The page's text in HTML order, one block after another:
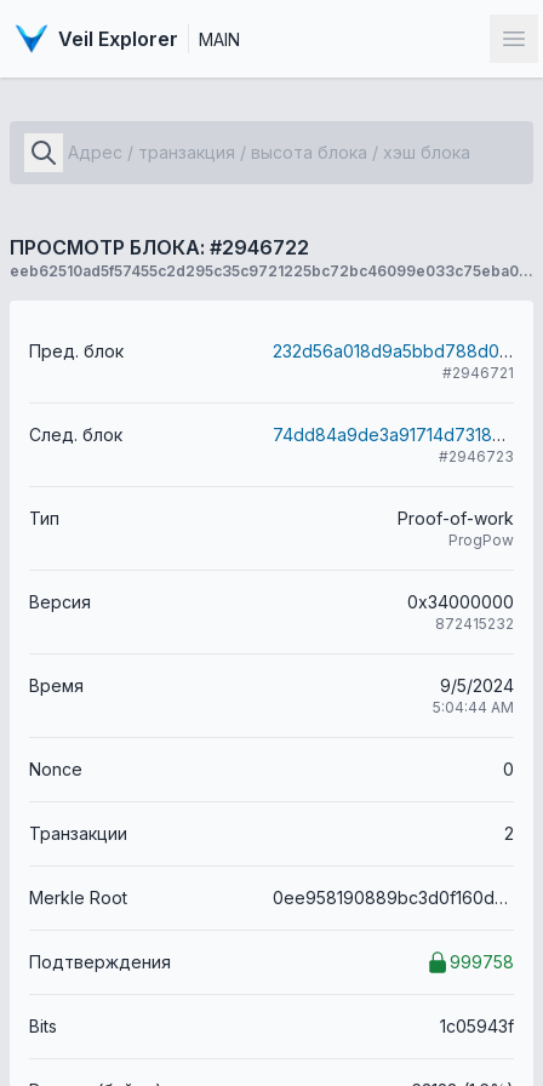
Veil Explorer MAIN
ПРОСМОТР БЛОКА: #2946722
eeb62510ad5f57455c2d295c35c9721225bc72bc46099e033c75eba08efe3411
Пред. блок 232d56a018d9a5bbd788d03d106e6ecab236b88c47a73402ebf4b85d5c2e0a99
#2946721
След. блок 74dd84a9de3a91714d73188dc0b52481f650d3e0d659322b8026d4c5029db5c9
#2946723
Тип Proof-of-work
ProgPow
Версия 0x34000000
872415232
Время 9/5/2024
5:04:44 AM
Nonce 0
Транзакции 2
Merkle Root 0ee958190889bc3d0f160da6470da54f34821898fcdf700d14e246be678b6867
Подтверждения 999758
Bits 1c05943f